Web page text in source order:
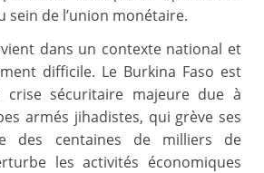
sein de l’union monétaire.
dans un contexte national et
difficile. Le Burkina Faso est
sécuritaire majeure due à
armés jihadistes, qui grève ses
des centaines de milliers de
les activités économiques